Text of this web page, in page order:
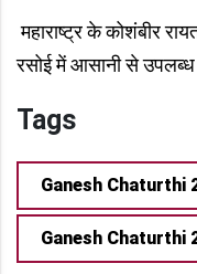
महाराष्ट्र के कोशंबीर
रसोई में आसानी से उपलब्ध
Tags
Ganesh Chaturthi
Ganesh Chaturthi